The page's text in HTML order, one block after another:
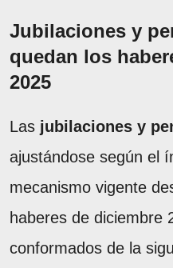
Jubilaciones y
quedan los
2025
Las jubilaciones y
ajustándose según el
mecanismo vigente
haberes de diciembre
conformados de la